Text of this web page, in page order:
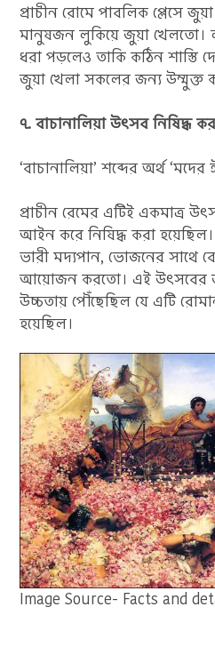
প্রাচীন রোমে পাবলিক প্লেসে
মানুষজন লুকিয়ে জুয়া খেলতো।
ধরা পড়লেও তাকি কঠিন শাস্তি
জুয়া খেলা সকলের জন্য উম্মুক্ত
৭. বাচানালিয়া উৎসব নিষিদ্ধ
‘বাচানালিয়া’ শব্দের অর্থ ‘মদের
প্রাচীন রেমের এটিই একমাত্র
আইন করে নিষিদ্ধ করা
ভারী মদ্যপান, ভোজনের সাথে
আয়োজন করতো। এই উৎসবের
উচ্চতায় পৌঁছেছিল যে এটি
হয়েছিল।
Image Source- Facts and